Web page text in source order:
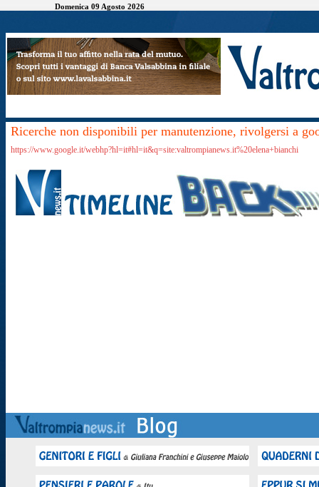
Domenica 09 Agosto 2026
Ricerche non disponibili per manutenzione, rivolgersi a
https://www.google.it/webhp?hl=it#hl=it&q=site:valtrompianews.it%20elena+bianchi